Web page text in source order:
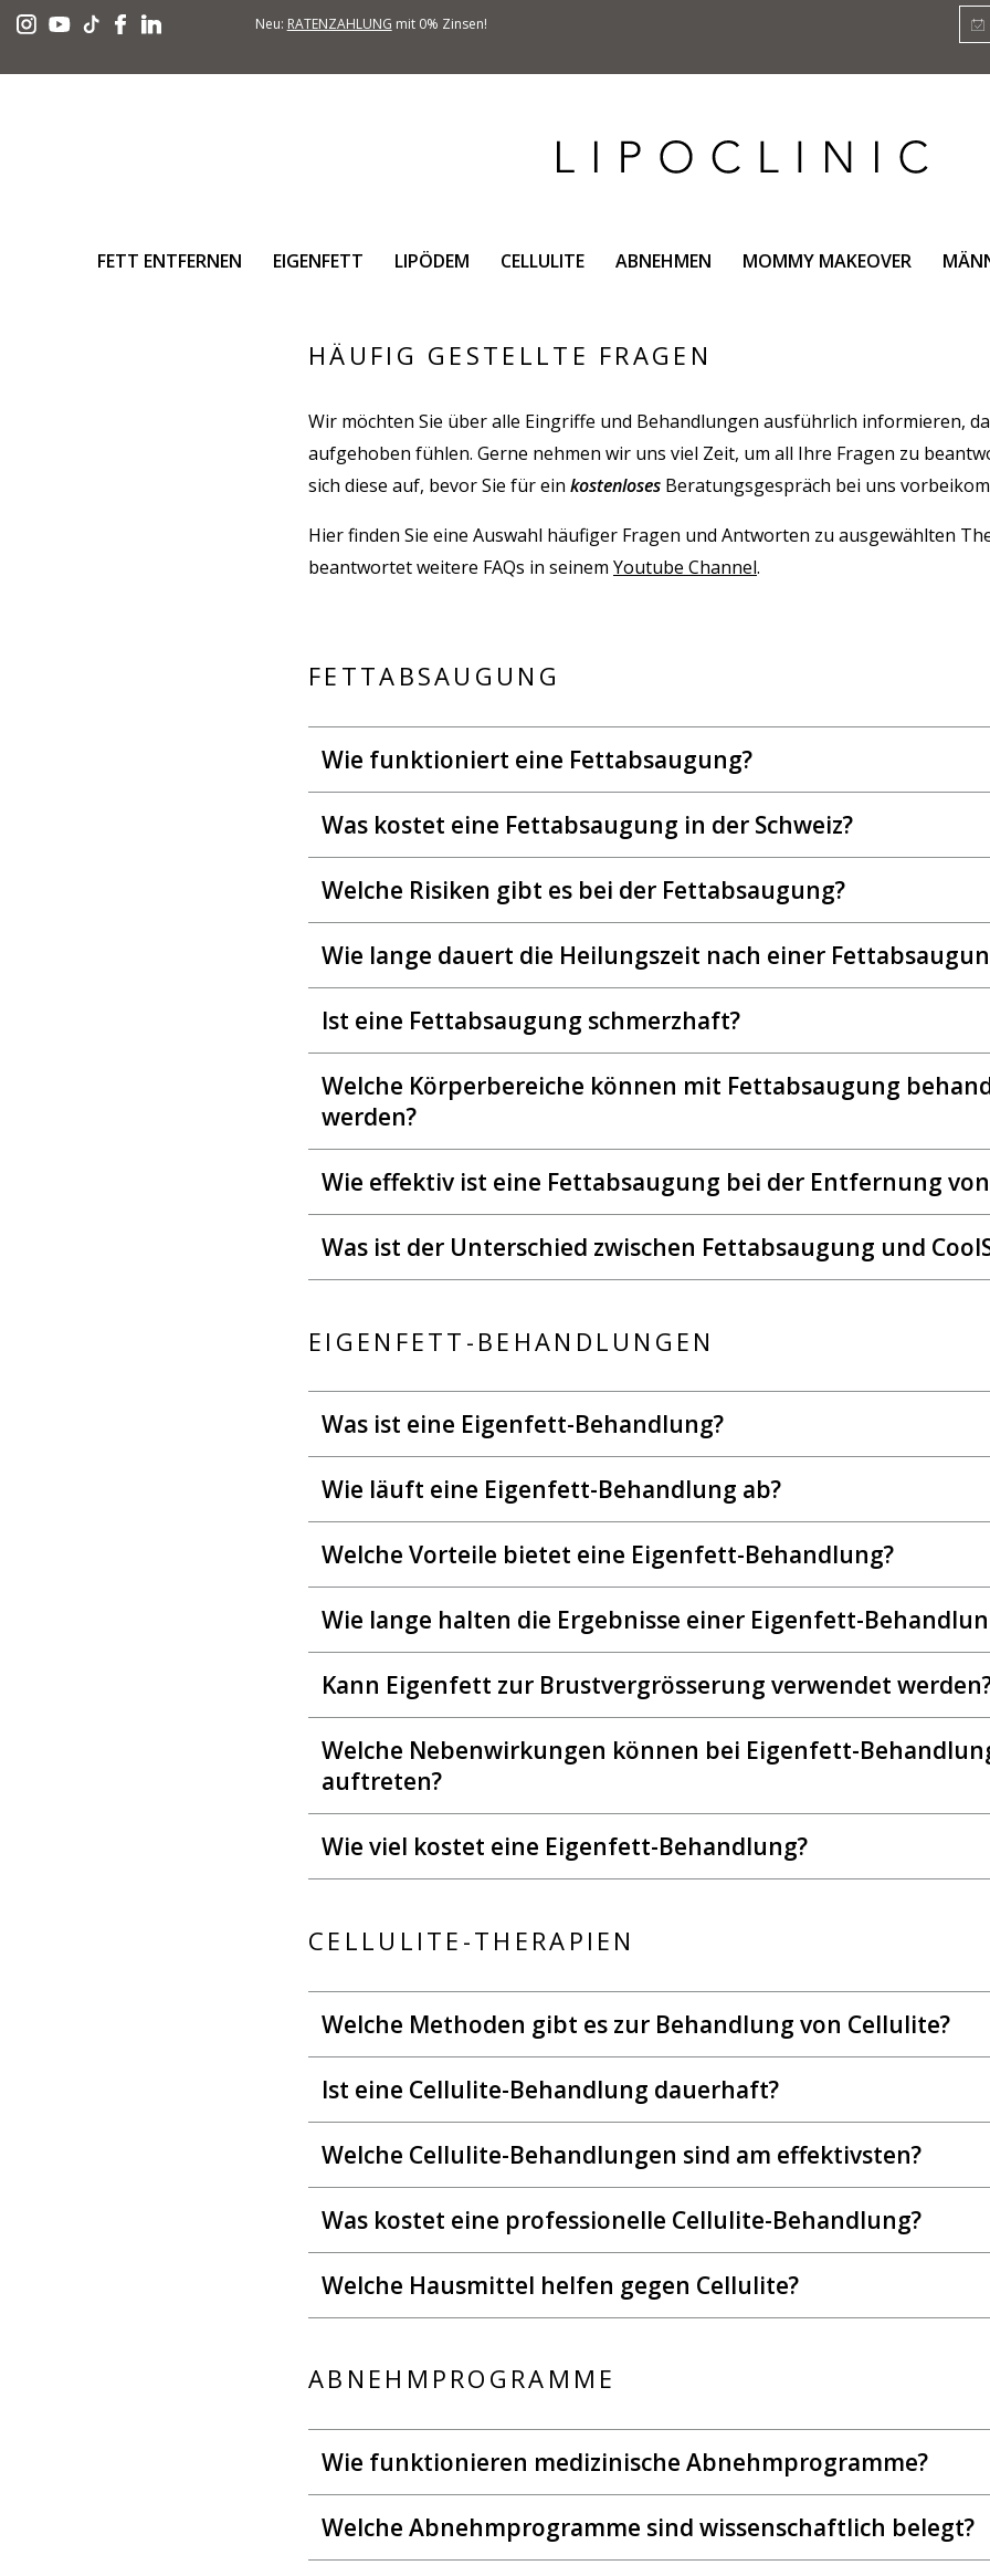
Neu: RATENZAHLUNG mit 0% Zinsen!
FETT ENTFERNEN EIGENFETT LIPÖDEM CELLULITE ABNEHMEN MOMMY MAKEOVER
HÄUFIG GESTELLTE FRAGEN
Wir möchten Sie über alle Eingriffe und Behandlungen ausführlich informieren,
aufgehoben fühlen. Gerne nehmen wir uns viel Zeit, um all Ihre Fragen zu
sich diese auf, bevor Sie für ein kostenloses Beratungsgespräch bei uns
Hier finden Sie eine Auswahl häufiger Fragen und Antworten zu ausgewählten
beantwortet weitere FAQs in seinem Youtube Channel.
FETTABSAUGUNG
Wie funktioniert eine Fettabsaugung?
Was kostet eine Fettabsaugung in der Schweiz?
Welche Risiken gibt es bei der Fettabsaugung?
Wie lange dauert die Heilungszeit nach einer
Ist eine Fettabsaugung schmerzhaft?
Welche Körperbereiche können mit Fettabsaugung
werden?
Wie effektiv ist eine Fettabsaugung bei der Entfernung
Was ist der Unterschied zwischen Fettabsaugung und
EIGENFETT-BEHANDLUNGEN
Was ist eine Eigenfett-Behandlung?
Wie läuft eine Eigenfett-Behandlung ab?
Welche Vorteile bietet eine Eigenfett-Behandlung?
Wie lange halten die Ergebnisse einer Eigenfett-
Kann Eigenfett zur Brustvergrösserung verwendet
Welche Nebenwirkungen können bei Eigenfett-
auftreten?
Wie viel kostet eine Eigenfett-Behandlung?
CELLULITE-THERAPIEN
Welche Methoden gibt es zur Behandlung von Cellulite?
Ist eine Cellulite-Behandlung dauerhaft?
Welche Cellulite-Behandlungen sind am effektivsten?
Was kostet eine professionelle Cellulite-Behandlung?
Welche Hausmittel helfen gegen Cellulite?
ABNEHMPROGRAMME
Wie funktionieren medizinische Abnehmprogramme?
Welche Abnehmprogramme sind wissenschaftlich belegt?